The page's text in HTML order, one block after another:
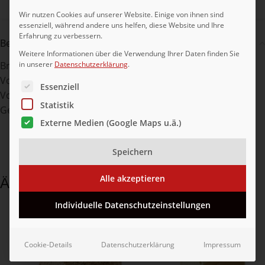
Beschreibung
Brotmix aus den 6 hochwertigen Brotsorten 3
Vollkornbatzen, 2 Krusten-, 2 Kartoffel-, 2 Kürbis, 2
Vollkorn-, 2 Sonnenblumenkernbrote. Da ist für jeden
Geschmack das passende Brot dabei.
Ähnliche Produkte
Wir nutzen Cookies auf unserer Website. Einige von ihnen sind
essenziell, während andere uns helfen, diese Website und Ihre
Erfahrung zu verbessern.
Weitere Informationen über die Verwendung Ihrer Daten finden Sie
in unserer Datenschutzerklärung.
Es folgt eine Liste der Service-Gruppen, für die eine
Essenziell
Statistik
Externe Medien (Google Maps u.ä.)
Speichern
Alle akzeptieren
Individuelle Datenschutzeinstellungen
Cookie-Details Datenschutzerklärung Impressum